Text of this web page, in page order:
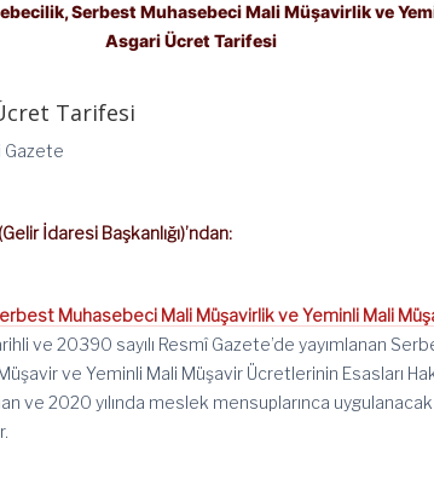
Serbest Muhasebeci Mali Müşavirlik ve
Asgari Ücret Tarifesi
Tarifesi
Gazete
İdaresi Başkanlığı)’ndan:
Muhasebeci Mali Müşavirlik ve Yeminli Mali
ve 20390 sayılı Resmî Gazete’de yayımlanan
ve Yeminli Mali Müşavir Ücretlerinin Esasları
ve 2020 yılında meslek mensuplarınca